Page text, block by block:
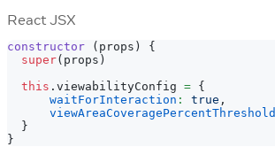
React JSX
constructor ( props )
{
super( props )
this . viewabilityConfig = {
waitForInteraction : true ,
viewAreaCoveragePercentThreshold
}
}